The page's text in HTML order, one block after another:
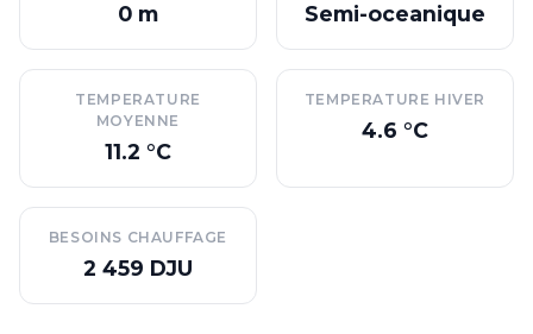
0 m Semi-oceanique
TEMPERATURE
MOYENNE
11.2 °C
TEMPERATURE HIVER
4.6 °C
BESOINS CHAUFFAGE
2 459 DJU